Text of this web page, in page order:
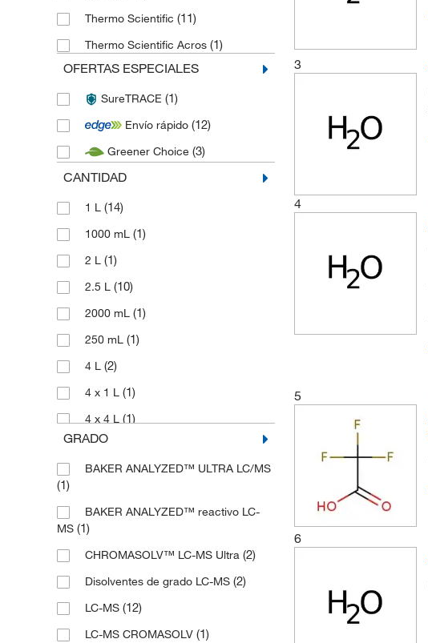
Thermo Scientific (11)
Thermo Scientific Acros (1)
OFERTAS ESPECIALES
SureTRACE (1)
Envío rápido (12)
Greener Choice (3)
CANTIDAD
1 L (14)
1000 mL (1)
2 L (1)
2.5 L (10)
2000 mL (1)
250 mL (1)
4 L (2)
4 x 1 L (1)
4 x 4 L (1)
4 l(1)
500 mL(5)
GRADO
BAKER ANALYZED™ ULTRA LC/MS
(1)
BAKER ANALYZED™ reactivo LC-
MS (1)
CHROMASOLV™ LC-MS Ultra (2)
Disolventes de grado LC-MS (2)
LC-MS (12)
LC-MS CROMASOLV (1)
3
4
5
6